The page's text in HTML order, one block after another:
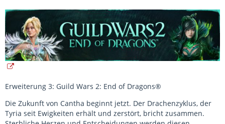
Erweiterung 3: Guild Wars 2: End of Dragons®
Die Zukunft von Cantha beginnt jetzt. Der Drachenzyklus, der
Tyria seit Ewigkeiten erhält und zerstört, bricht zusammen.